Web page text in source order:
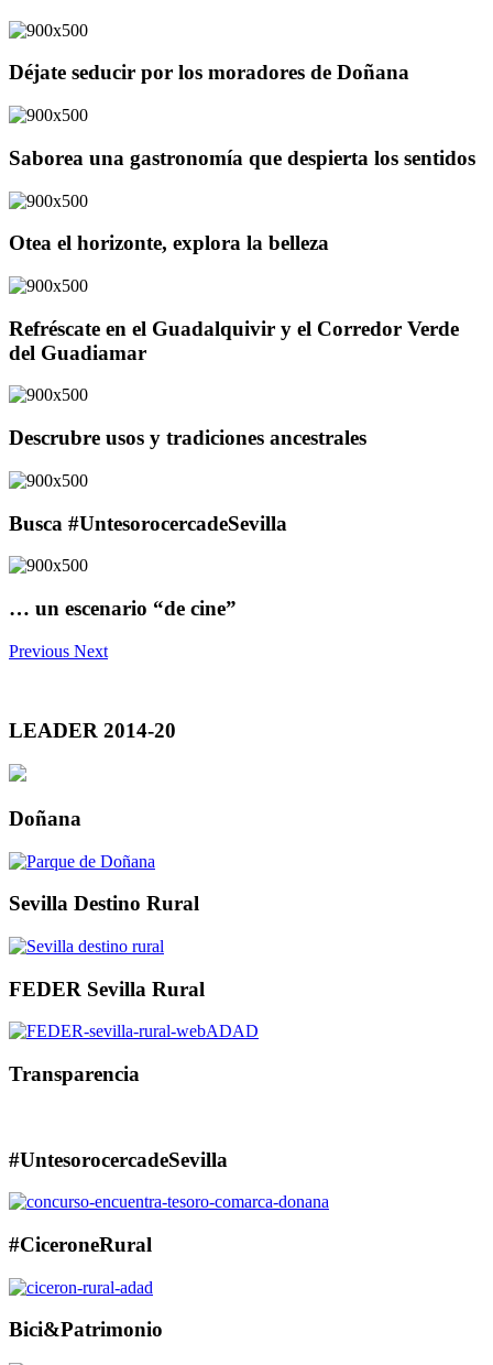
Déjate seducir por los moradores de Doñana
Saborea una gastronomía que despierta los sentidos
Otea el horizonte, explora la belleza
Refréscate en el Guadalquivir y el Corredor Verde
del Guadiamar
Descrubre usos y tradiciones ancestrales
Busca #UntesorocercadeSevilla
… un escenario “de cine”
Previous Next
LEADER 2014-20
Doñana
Sevilla Destino Rural
FEDER Sevilla Rural
Transparencia
#UntesorocercadeSevilla
#CiceroneRural
Bici&Patrimonio